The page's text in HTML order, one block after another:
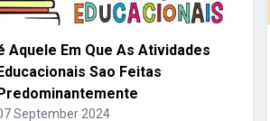
Aquele Em Que As Atividades
Sao Feitas
September 2024